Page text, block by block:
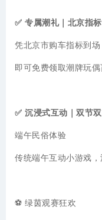
✅ 专属潮礼｜北京指
凭北京市购车指标到场
即可免费领取潮牌玩偶
✅ 沉浸式互动｜双节
端午民俗体验
传统端午互动小游戏
⚽ 绿茵观赛狂欢